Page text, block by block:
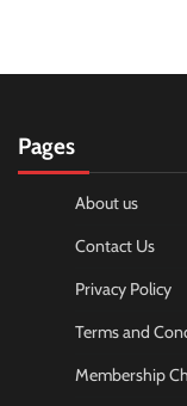
Pages
About us
Contact Us
Privacy Policy
Terms and
Membership